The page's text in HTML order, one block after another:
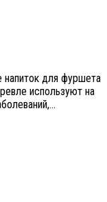
напиток для фуршета
используют на